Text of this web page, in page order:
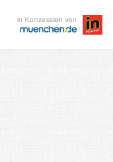
in Konzession von